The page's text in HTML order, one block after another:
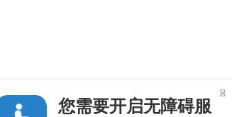
您需要开启无障碍服
